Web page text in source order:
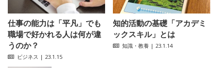
仕事の能力は「平凡」でも
職場で好かれる人は何が違
うのか？
ビジネス | 23.1.15
知的活動の基礎「アカデミ
ックスキル」とは
知識・教養 | 23.1.14